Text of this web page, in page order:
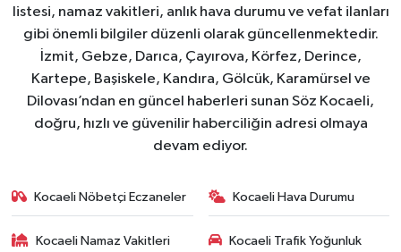
listesi, namaz vakitleri, anlık hava durumu ve vefat ilanları
gibi önemli bilgiler düzenli olarak güncellenmektedir.
İzmit, Gebze, Darıca, Çayırova, Körfez, Derince,
Kartepe, Başiskele, Kandıra, Gölcük, Karamürsel ve
Dilovası’ndan en güncel haberleri sunan Söz Kocaeli,
doğru, hızlı ve güvenilir haberciliğin adresi olmaya
devam ediyor.
Kocaeli Nöbetçi Eczaneler Kocaeli Hava Durumu
Kocaeli Namaz Vakitleri
Kocaeli Trafik Yoğunluk